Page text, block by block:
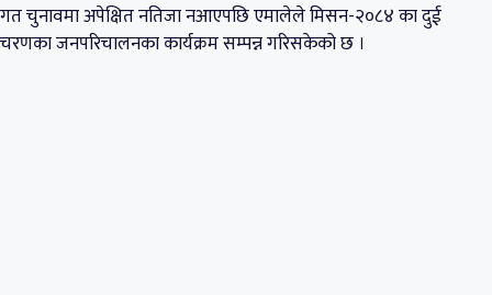
गत चुनावमा अपेक्षित नतिजा नआएपछि एमालेले मिसन-२०८४ का दुई
चरणका जनपरिचालनका कार्यक्रम सम्पन्न गरिसकेको छ ।